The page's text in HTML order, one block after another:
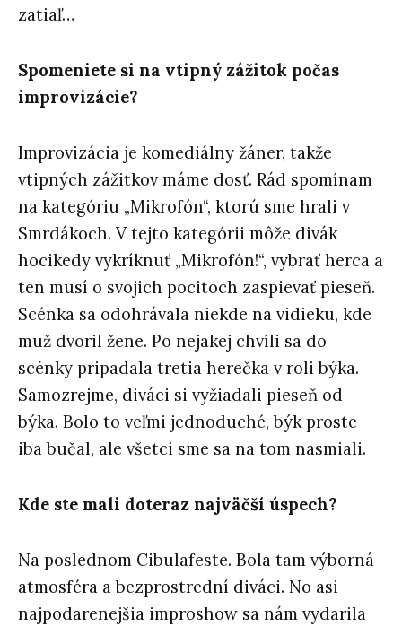
zatiaľ…
Spomeniete si na vtipný zážitok počas
improvizácie?
Improvizácia je komediálny žáner, takže
vtipných zážitkov máme dosť. Rád spomínam
na kategóriu „Mikrofón“, ktorú sme hrali v
Smrdákoch. V tejto kategórii môže divák
hocikedy vykríknuť „Mikrofón!“, vybrať herca a
ten musí o svojich pocitoch zaspievať pieseň.
Scénka sa odohrávala niekde na vidieku, kde
muž dvoril žene. Po nejakej chvíli sa do
scénky pripadala tretia herečka v roli býka.
Samozrejme, diváci si vyžiadali pieseň od
býka. Bolo to veľmi jednoduché, býk proste
iba bučal, ale všetci sme sa na tom nasmiali.
Kde ste mali doteraz najväčší úspech?
Na poslednom Cibulafeste. Bola tam výborná
atmosféra a bezprostrední diváci. No asi
najpodarenejšia improshow sa nám vydarila